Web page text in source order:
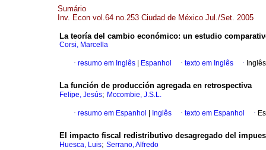
Sumário
Inv. Econ vol.64 no.253 Ciudad de México Jul./Set. 2005
La teoría del cambio económico: un estudio
Corsi, Marcella
· resumo em Inglês Espanhol · texto em Inglês ·
La función de producción agregada en retrospectiva
Felipe, Jesús; Mccombie, J.S.L.
· resumo em Espanhol Inglês · texto em Espanhol ·
El impacto fiscal redistributivo desagregado del
Huesca, Luis; Serrano, Alfredo